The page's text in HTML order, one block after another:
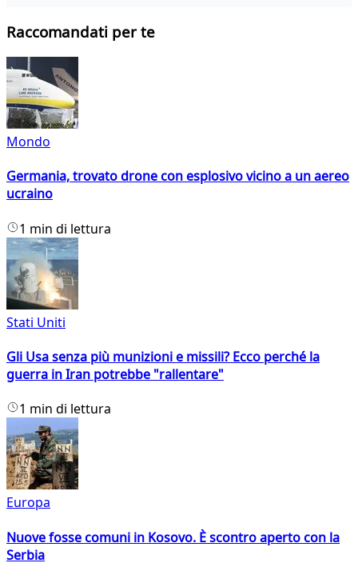
Raccomandati per te
Mondo
Germania, trovato drone con esplosivo vicino a un aereo
ucraino
1 min di lettura
Stati Uniti
Gli Usa senza più munizioni e missili? Ecco perché la
guerra in Iran potrebbe "rallentare"
1 min di lettura
Europa
Nuove fosse comuni in Kosovo. È scontro aperto con la
Serbia